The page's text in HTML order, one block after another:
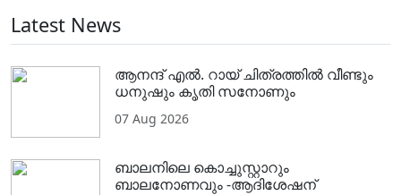
Latest News
ആനന്ദ് എൽ. റായ് ചിത്രത്തിൽ വീണ്ടും
ധനുഷും കൃതി സനോണും
07 Aug 2026
ബാലനിലെ കൊച്ചുസ്റ്റാറും
ബാലനോണവും -ആദിശേഷന്